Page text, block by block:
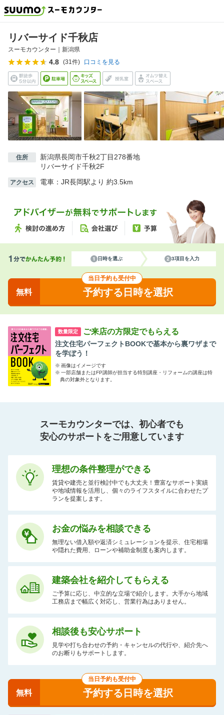
リバーサイド千秋店
スーモカウンター｜ 新潟県
4.8 (31件) 口コミを見る
住所
新潟県長岡市千秋2丁目278番地
リバーサイド千秋2F
アクセス 電車：JR長岡駅より 約3.5km
日時を選ぶ 3項目を入力
当日予約も受付中
無料 予約する日時を選択
数量限定 ご来店の方限定でもらえる
注文住宅パーフェクトBOOKで基本から裏ワザまで
を学ぼう！
※ 画像はイメージです
※ 一部店舗またはFP講師が担当する特別講座・リフォームの講座は特
典の対象外となります。
スーモカウンターでは、初心者でも
安心のサポートをご用意しています
理想の条件整理ができる
賃貸や建売と並行検討中でも大丈夫！豊富なサポート実績
や地域情報を活用し、個々のライフスタイルに合わせたプ
ランを提案します。
お金の悩みを相談できる
無理ない借入額や返済シミュレーションを提示、住宅相場
や隠れた費用、ローンや補助金制度も案内します。
建築会社を紹介してもらえる
ご予算に応じ、中立的な立場で紹介します。大手から地域
工務店まで幅広く対応し、営業行為はありません。
相談後も安心サポート
見学や打ち合わせの予約・キャンセルの代行や、紹介先へ
のお断りもサポートします。
当日予約も受付中
無料 予約する日時を選択